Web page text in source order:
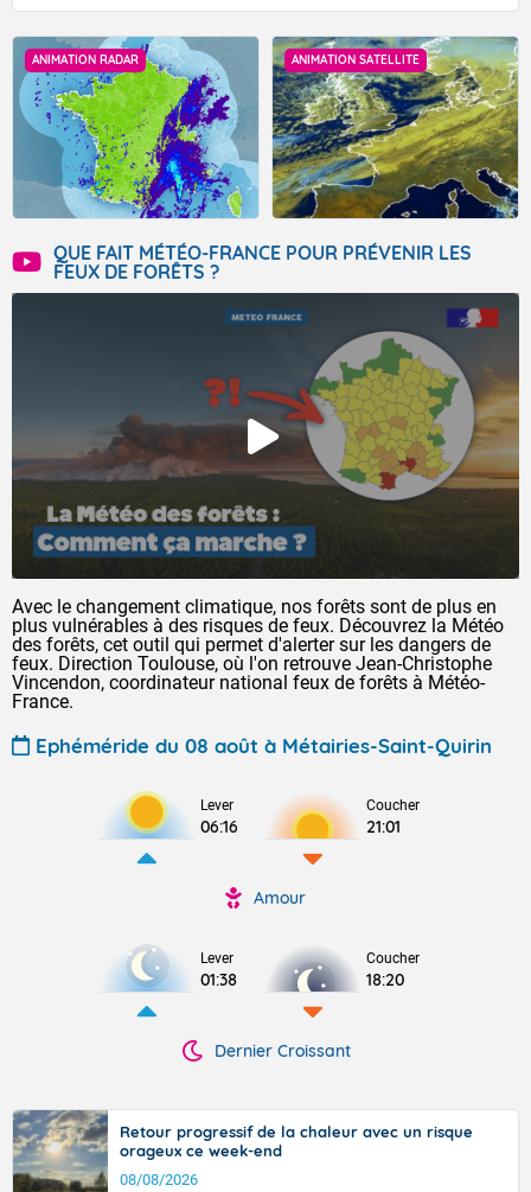
ANIMATION RADAR ANIMATION SATELLITE
QUE FAIT MÉTÉO-FRANCE POUR PRÉVENIR LES
FEUX DE FORÊTS ?
Avec le changement climatique, nos forêts sont de plus en
plus vulnérables à des risques de feux. Découvrez la Météo
des forêts, cet outil qui permet d'alerter sur les dangers de
feux. Direction Toulouse, où l'on retrouve Jean-Christophe
Vincendon, coordinateur national feux de forêts à Météo-
France.
Ephéméride du 08 août à Métairies-Saint-Quirin
Lever
06:16
Coucher
21:01
Amour
Lever
01:38
Coucher
18:20
Dernier Croissant
Retour progressif de la chaleur avec un risque
orageux ce week-end
08/08/2026